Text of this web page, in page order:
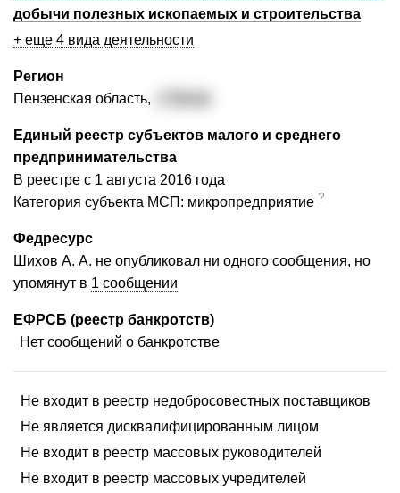
добычи полезных ископаемых и строительства
+ еще 4 вида деятельности
Регион
Пензенская область,
Единый реестр субъектов малого и среднего
предпринимательства
В реестре с 1 августа 2016 года
Категория субъекта МСП: микропредприятие ?
Федресурс
Шихов А. А. не опубликовал ни одного сообщения, но
упомянут в 1 сообщении
ЕФРСБ (реестр банкротств)
Нет сообщений о банкротстве
Не входит в реестр недобросовестных поставщиков
Не является дисквалифицированным лицом
Не входит в реестр массовых руководителей
Не входит в реестр массовых учредителей